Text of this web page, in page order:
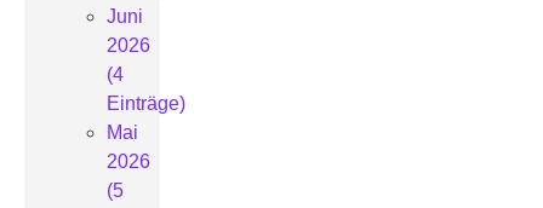
Juni
2026
(4
Einträge)
Mai
2026
(5